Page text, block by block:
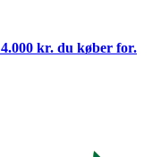
kr. du køber for.